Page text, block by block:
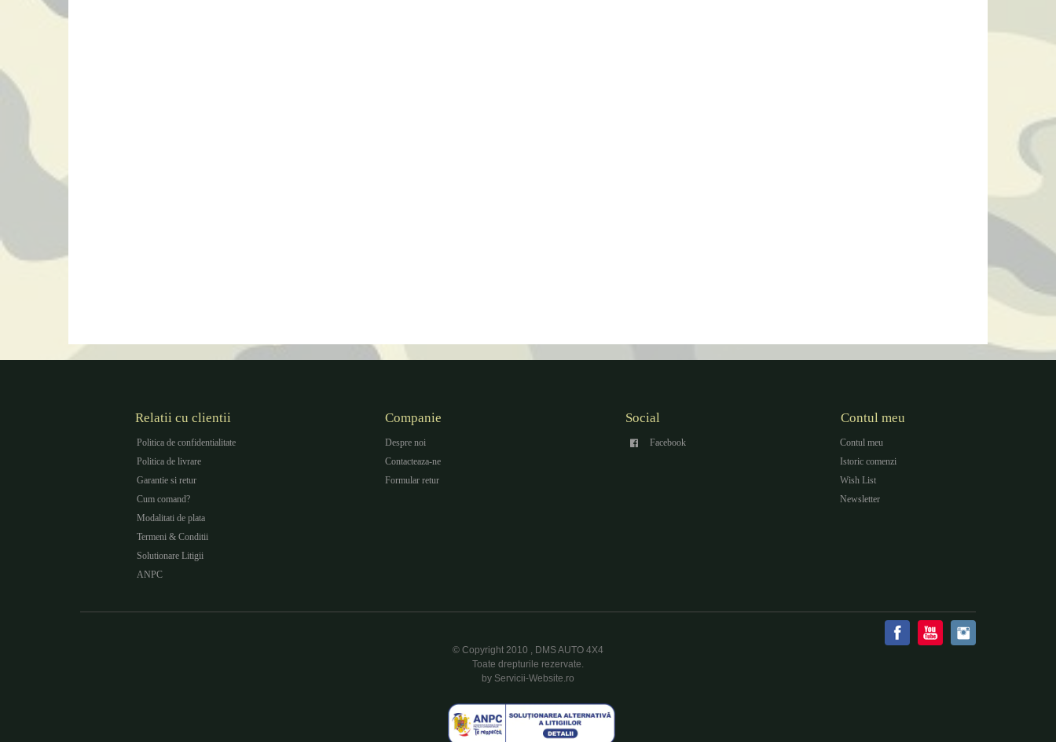
Relatii cu clientii
Politica de confidentialitate
Politica de livrare
Garantie si retur
Cum comand?
Modalitati de plata
Termeni & Conditii
Solutionare Litigii
ANPC
Companie
Despre noi
Contacteaza-ne
Formular retur
Social
Facebook
Contul meu
Contul meu
Istoric comenzi
Wish List
Newsletter
© Copyright 2010 , DMS AUTO 4X4
Toate drepturile rezervate.
by Servicii-Website.ro